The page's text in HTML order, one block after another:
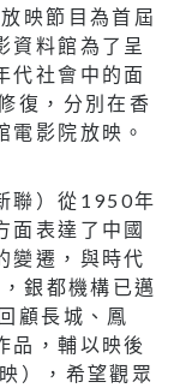
映節目為首屆
資料館為了呈
代社會中的面
復，分別在香
電影院放映。
聯）從1950年
面表達了中國
變遷，與時代
銀都機構已邁
顧長城、鳳
品，輔以映後
），希望觀眾